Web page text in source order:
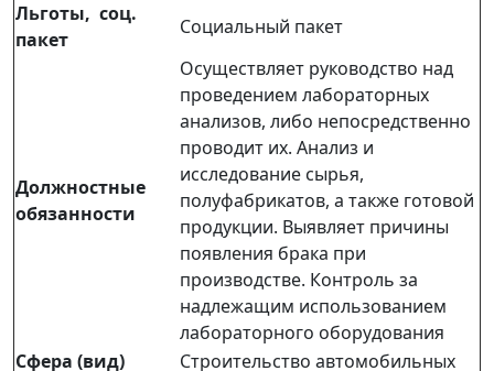
Льготы, соц.
пакет
Социальный пакет
Должностные
обязанности
Осуществляет руководство над
проведением лабораторных
анализов, либо непосредственно
проводит их. Анализ и
исследование сырья,
полуфабрикатов, а также готовой
продукции. Выявляет причины
появления брака при
производстве. Контроль за
надлежащим использованием
лабораторного оборудования
Сфера (вид)
Строительство автомобильных